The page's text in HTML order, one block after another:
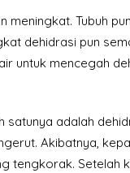
meningkat. Tubuh
dehidrasi pun
untuk mencegah
satunya adalah
Akibatnya,
tengkorak. Setelah